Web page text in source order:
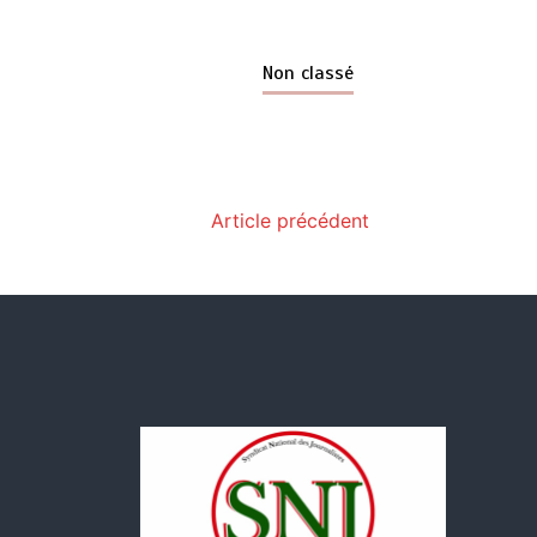
Non classé
Article précédent